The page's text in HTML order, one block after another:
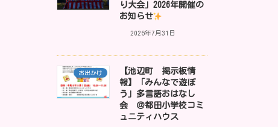
り大会」2026年開催の
お知らせ
2026年7月31日
お出かけ
【池辺町 掲示板情
報】「みんなで遊ぼ
う」多言語おはなし
会 ＠都田小学校コミ
ュニティハウス